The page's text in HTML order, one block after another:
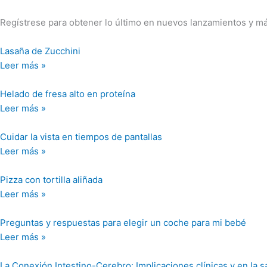
Regístrese para obtener lo último en nuevos lanzamientos y
Lasaña de Zucchini
Leer más »
Helado de fresa alto en proteína
Leer más »
Cuidar la vista en tiempos de pantallas
Leer más »
Pizza con tortilla aliñada
Leer más »
Preguntas y respuestas para elegir un coche para mi bebé
Leer más »